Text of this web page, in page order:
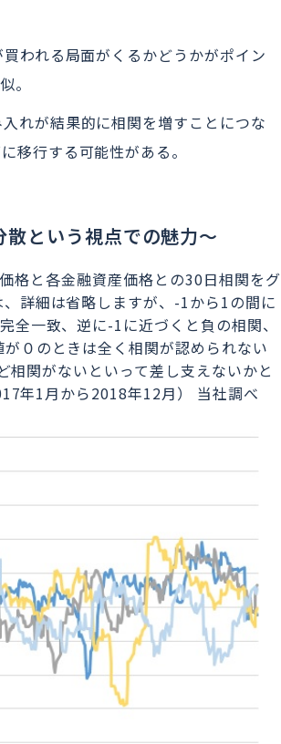
われる局面がくるかどうかがポイン
。
れが結果的に相関を増すことにつな
移行する可能性がある。
という視点での魅力～
格と各金融資産価格との30日相関をグ
詳細は省略しますが、-1から1の間に
全一致、逆に-1に近づくと負の相関、
０のときは全く相関が認められない
関がないといって差し支えないかと
年1月から2018年12月） 当社調べ